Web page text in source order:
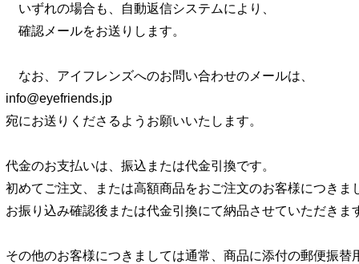
いずれの場合も、自動返信システムにより、
確認メールをお送りします。
なお、アイフレンズへのお問い合わせのメールは、
info@eyefriends.jp
宛にお送りくださるようお願いいたします。
代金のお支払いは、振込または代金引換です。
初めてご注文、または高額商品をおご注文のお客様につきま
お振り込み確認後または代金引換にて納品させていただきま
その他のお客様につきましては通常、商品に添付の郵便振替